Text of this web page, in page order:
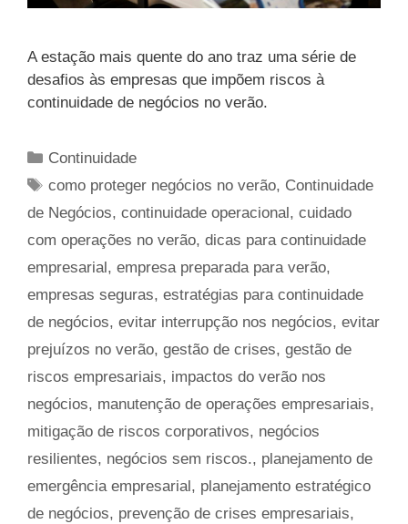
A estação mais quente do ano traz uma série de
desafios às empresas que impõem riscos à
continuidade de negócios no verão.
Categorias
Continuidade
Tags
como proteger negócios no verão, Continuidade
de Negócios, continuidade operacional , cuidado
com operações no verão, dicas para continuidade
empresarial , empresa preparada para verão,
empresas seguras, estratégias para continuidade
de negócios, evitar interrupção nos negócios, evitar
prejuízos no verão, gestão de crises, gestão de
riscos empresariais, impactos do verão nos
negócios, manutenção de operações empresariais,
mitigação de riscos corporativos, negócios
resilientes, negócios sem riscos., planejamento de
emergência empresarial , planejamento estratégico
de negócios, prevenção de crises empresariais,